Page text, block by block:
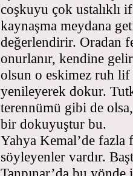
coşkuyu çok ustalıklı
kaynaşma meydana
değerlendirir. Oradan
onurlanır, kendine
olsun o eskimez ruh
yenileyerek dokur.
terennümü gibi de
bir dokuyuştur bu.
Yahya Kemal’de fazla
söyleyenler vardır.